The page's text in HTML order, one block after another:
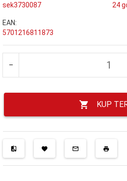
sek3730087
24
EAN:
5701216811873
KUP